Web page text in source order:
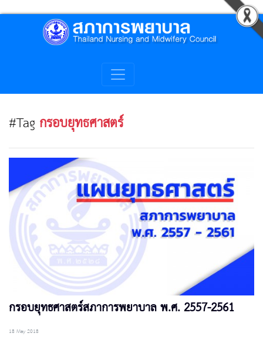
#Tag กรอบยุทธศาสตร์
กรอบยุทธศาสตร์สภาการพยาบาล พ.ศ. 2557-2561
18 May 2018